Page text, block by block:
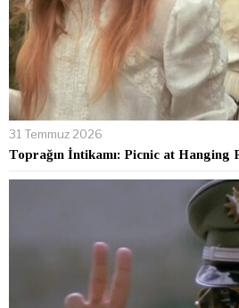
31 Temmuz 2026
Toprağın İntikamı: Picnic at Hanging